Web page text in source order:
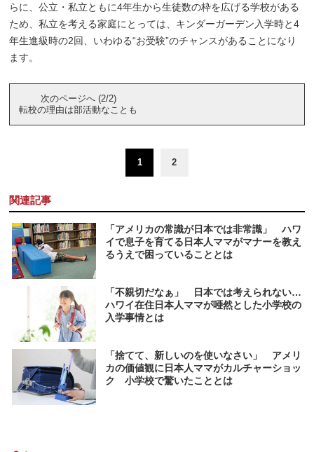
らに、公立・私立ともに4年生から生徒数の枠を広げる学校がある
ため、私立を考える家庭にとっては、キンダーガーデン入学時と4
年生進級時の2回、いわゆる“お受験”のチャンスがあることになり
ます。
次のページへ (2/2)
転校の理由は部活動なことも
1 2
関連記事
「アメリカの常識が日本では非常識」 ハワ
イで息子を育てる日本人ママがマナーを教え
るうえで困っていることとは
「不親切だなぁ」 日本では考えられない…
ハワイ在住日本人ママが唖然とした小学校の
入学事情とは
「捨てて、新しいのを使いなさい」 アメリ
カの価値観に日本人ママがカルチャーショッ
ク 小学校で驚いたこととは